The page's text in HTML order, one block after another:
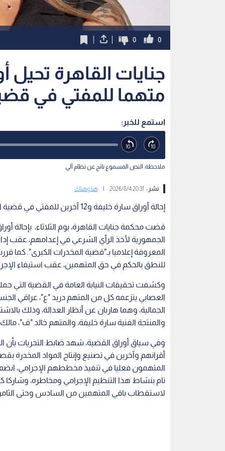
0
0
متهما للمفتي في
استمع للخبر:
ملاحظة: النص المسموع ناتج عن نظام آلي
نشر : 20:31 2026/8/4
| هنا وهناك
إحالة أوراق سارة خليفة و12 آخرين للمفتي في قضية المخدرات الكبرى بالقاهرة
الجمهورية لأخذ الرأي الشرعي في إعدامهم، عقب
المعروفة إعلاميا بـ"قضية المخدرات الكبرى".
للنطق بالحكم في حق المتهمين، عقب استيفاء
العصابي يتزعمه كل من المتهم دريد "ع"، عراقي
الجمالية، وهما هاربان عن أنظار العدالة، وذلك
والمنتجة الفنية سارة خليفة، والمتهم خالد "ف"،
وفي سياق أوراق القضية، شهد ضابط التحريات بأن
أقرانهم وآخرين في تصنيع وإنتاج المواد المخدرة
المتهمون فعليا في تنفيذ مخططهم الإجرامي،
تام بنشاط هذا التنظيم الإجرامي ومخاطره،
لاستقطاب باقي المتهمين من السادس وحتى الثامن